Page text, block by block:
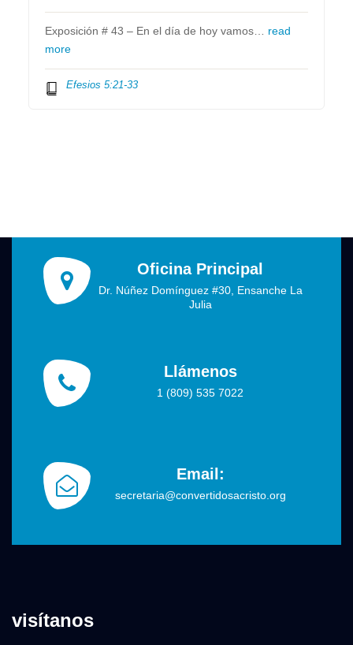
Exposición # 43 – En el día de hoy vamos… read
more
Efesios 5:21-33
Oficina Principal
Dr. Núñez Domínguez #30, Ensanche La
Julia
Llámenos
1 (809) 535 7022
Email:
secretaria@convertidosacristo.org
visítanos